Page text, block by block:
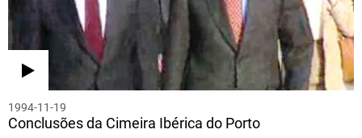
1994-11-19
Conclusões da Cimeira Ibérica do Porto